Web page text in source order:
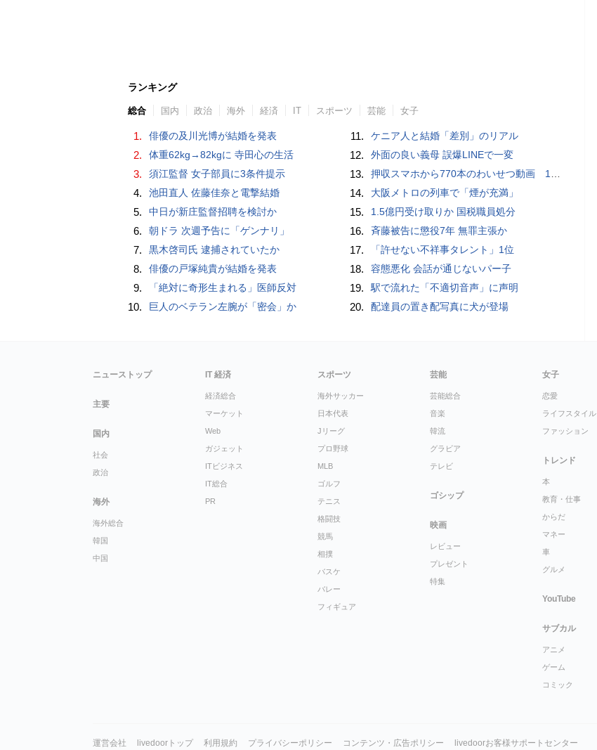
ランキング
総合 国内 政治 海外 経済 IT スポーツ 芸能 女子
1. 俳優の及川光博が結婚を発表
2. 体重62kg→82kgに 寺田心の生活
3. 須江監督 女子部員に3条件提示
4. 池田直人 佐藤佳奈と電撃結婚
5. 中日が新庄監督招聘を検討か
6. 朝ドラ 次週予告に「ゲンナリ」
7. 黒木啓司氏 逮捕されていたか
8. 俳優の戸塚純貴が結婚を発表
9. 「絶対に奇形生まれる」医師反対
10. 巨人のベテラン左腕が「密会」か
11. ケニア人と結婚「差別」のリアル
12. 外面の良い義母 誤爆LINEで一変
13. 押収スマホから770本のわいせつ動画 15歳少女に酒と薬飲ませ性的暴行か 54歳男を再逮捕 「薬もありますよ」とSNSで誘い出し
14. 大阪メトロの列車で「煙が充満」
15. 1.5億円受け取りか 国税職員処分
16. 斉藤被告に懲役7年 無罪主張か
17. 「許せない不祥事タレント」1位
18. 容態悪化 会話が通じないパー子
19. 駅で流れた「不適切音声」に声明
20. 配達員の置き配写真に犬が登場
ニューストップ
主要
国内
社会
政治
海外
海外総合
韓国
中国
IT 経済
経済総合
マーケット
Web
ガジェット
ITビジネス
IT総合
PR
スポーツ
海外サッカー
日本代表
Jリーグ
プロ野球
MLB
ゴルフ
テニス
格闘技
競馬
相撲
バスケ
バレー
フィギュア
芸能
芸能総合
音楽
韓流
グラビア
テレビ
ゴシップ
映画
レビュー
プレゼント
特集
女子
恋愛
ライフスタイル
ファッション
トレンド
本
教育・仕事
からだ
マネー
車
グルメ
YouTube
サブカル
アニメ
ゲーム
コミック
運営会社 livedoorトップ 利用規約 プライバシーポリシー コンテンツ・広告ポリシー livedoorお客様サポートセンター